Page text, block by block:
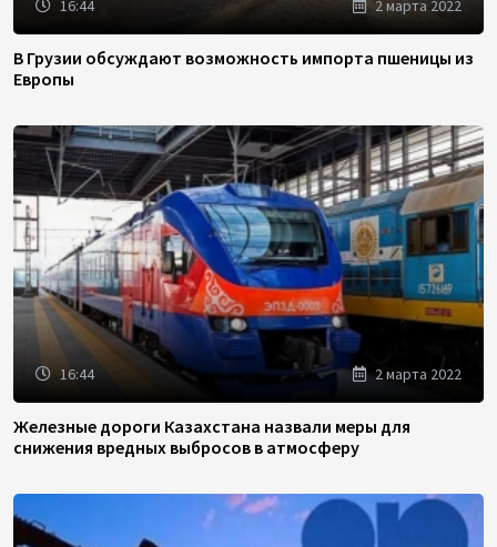
16:44 2 марта 2022
В Грузии обсуждают возможность импорта пшеницы из
Европы
16:44 2 марта 2022
Железные дороги Казахстана назвали меры для
снижения вредных выбросов в атмосферу